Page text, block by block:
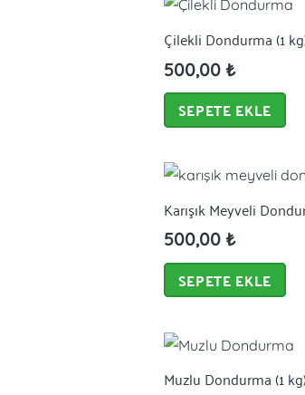
Çilekli Dondurma (1
500,00 ₺
SEPETE EKLE
Karışık Meyveli
500,00 ₺
SEPETE EKLE
Muzlu Dondurma (1